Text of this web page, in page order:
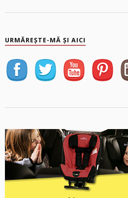
URMĂREȘTE-MĂ ȘI AICI